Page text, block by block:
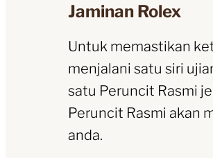
Jaminan Rolex
Untuk memastikan
menjalani satu siri
satu Peruncit Rasmi
Peruncit Rasmi akan
anda.